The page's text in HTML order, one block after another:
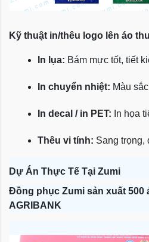
Kỹ thuật in/thêu logo lên áo
In lụa: Bám mực tốt, tiết
In chuyển nhiệt: Màu
In decal / in PET: In họa
Thêu vi tính: Sang trọng,
Dự Án Thực Tế Tại Zumi
Đồng phục Zumi sản xuất 500
AGRIBANK